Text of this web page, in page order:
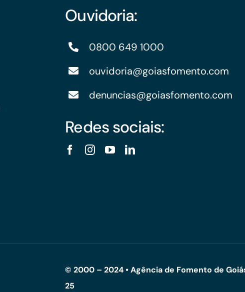
Ouvidoria:
0800 649 1000
ouvidoria@goiasfomento.com
denuncias@goiasfomento.com
Redes sociais:
© 2000 – 2024 • Agência de Fomento de
25